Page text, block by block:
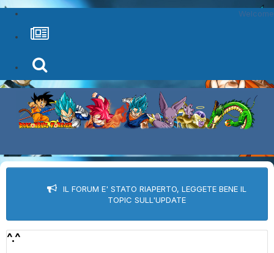
Welcome
IL FORUM E' STATO RIAPERTO, LEGGETE BENE IL
TOPIC SULL'UPDATE
^.^